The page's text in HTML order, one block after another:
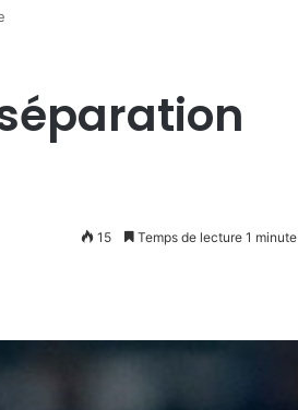
15 Temps de lecture 1 minute